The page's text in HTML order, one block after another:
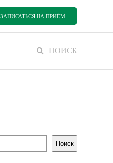
ЗАПИСАТЬСЯ НА ПРИЁМ
ПОИСК
Поиск